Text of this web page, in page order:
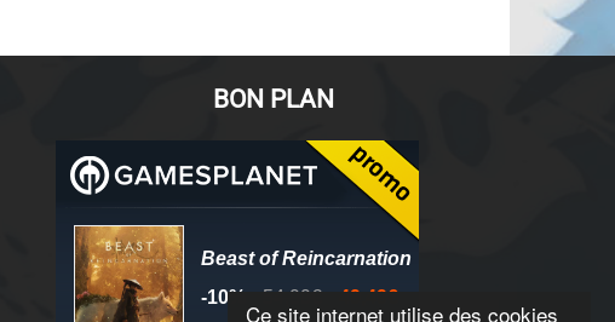
Ce site internet utilise des cookies
BON PLAN